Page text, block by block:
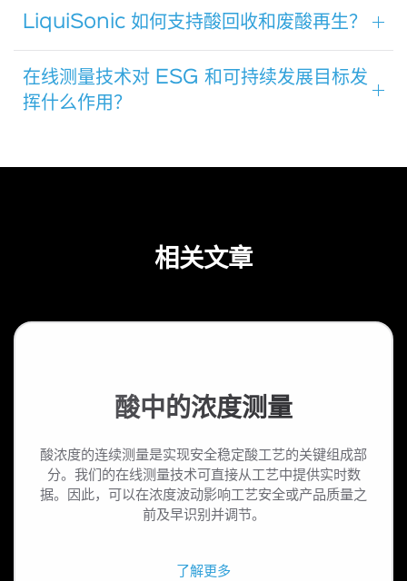
LiquiSonic 如何支持酸回收和废酸再生？
在线测量技术对 ESG 和可持续发展目标发
挥什么作用？
相关文章
酸中的浓度测量
酸浓度的连续测量是实现安全稳定酸工艺的关键组成部
分。我们的在线测量技术可直接从工艺中提供实时数
据。因此，可以在浓度波动影响工艺安全或产品质量之
前及早识别并调节。
了解更多